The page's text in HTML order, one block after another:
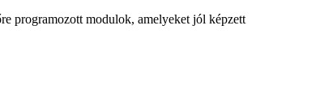
programozott modulok, amelyeket jól képzett